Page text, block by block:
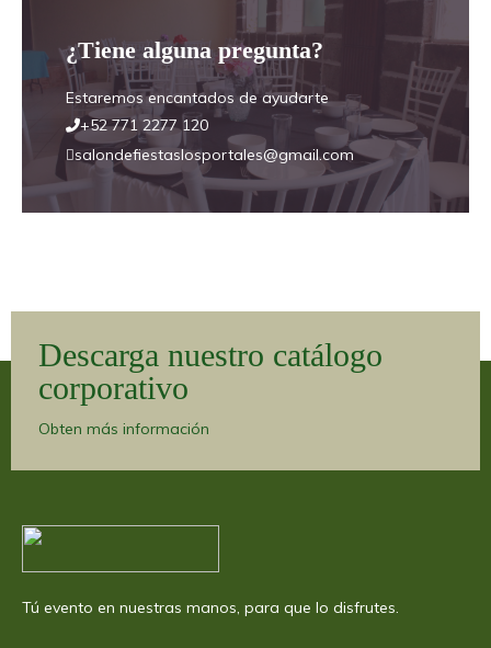
¿Tiene alguna pregunta?
Estaremos encantados de ayudarte
+52 771 2277 120
salondefiestaslosportales@gmail.com
Descarga nuestro catálogo
corporativo
Obten más información
Tú evento en nuestras manos, para que lo disfrutes.